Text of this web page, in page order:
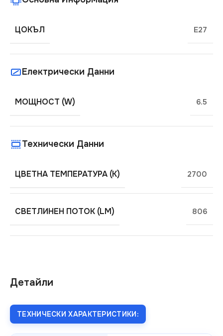
Детайли
ТЕХНИЧЕСКИ ХАРАКТЕРИСТИКИ:
ЦОКЪЛ E27
Електрически Данни
МОЩНОСТ (W) 6.5
Технически Данни
ЦВЕТНА ТЕМПЕРАТУРА (K) 2700
СВЕТЛИНЕН ПОТОК (LM) 806